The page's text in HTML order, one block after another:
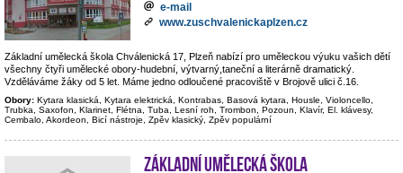
e-mail
www.zuschvalenickaplzen.cz
Základní umělecká škola Chválenická 17, Plzeň nabízí pro uměleckou výuku vašich dětí
všechny čtyři umělecké obory-hudební, výtvarný,taneční a literárně dramatický.
Vzděláváme žáky od 5 let. Máme jedno odloučené pracoviště v Brojově ulici č.16.
Obory: Kytara klasická, Kytara elektrická, Kontrabas, Basová kytara, Housle, Violoncello,
Trubka, Saxofon, Klarinet, Flétna, Tuba, Lesní roh, Trombon, Pozoun, Klavír, El. klávesy,
Cembalo, Akordeon, Bicí nástroje, Zpěv klasický, Zpěv populární
Základní umělecká škola